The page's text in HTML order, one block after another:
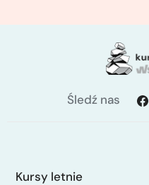
Śledź nas
Kursy letnie